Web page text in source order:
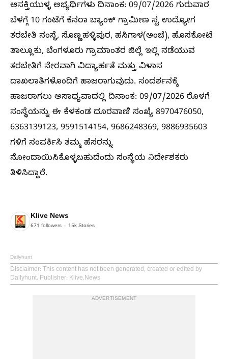
ಆಸಕ್ತಿಯುಳ್ಳ ಅಭ್ಯರ್ಥಿಗಳು ದಿನಾಂಕ: 09/07/2026 ಗುರುವಾರ
ಬೆಳಗ್ಗೆ 10 ಗಂಟೆಗೆ ಕೆನರಾ ಬ್ಯಾಂಕ್ ಗ್ರಾಮೀಣ ಸ್ವ ಉದ್ಯೋಗ
ತರಬೇತಿ ಸಂಸ್ಥೆ, ಸೊಣ್ಣಹಳ್ಳಿಪುರ, ಹಸಿಗಾಳ(ಅಂಚೆ), ಹೊಸಕೋಟೆ
ತಾಲ್ಲೂಕು, ಬೆಂಗಳೂರು ಗ್ರಾಮಾಂತರ ಜಿಲ್ಲೆ ಇಲ್ಲಿ ನಡೆಯುವ
ತರಬೇತಿಗೆ ನೇರವಾಗಿ ವಿದ್ಯಾರ್ಹತೆ ಮತ್ತು ವಿಳಾಸ
ದಾಖಲಾತಿಗಳೊಂದಿಗೆ ಹಾಜರಾಗುವುದು. ಸಂದರ್ಶನಕ್ಕೆ
ಹಾಜರಾಗಲು ಅಸಾಧ್ಯವಾದಲ್ಲಿ ದಿನಾಂಕ: 09/07/2026 ರೊಳಗೆ
ಸಂಸ್ಥೆಯನ್ನು ಈ ಕೆಳಕಂಡ ದೂರವಾಣಿ ಸಂಖ್ಯೆ 8970476050,
6363139123, 9591514154, 9686248369, 9886935603
ಗಳಿಗೆ ಸಂಪರ್ಕಿಸಿ ತಮ್ಮ ಹೆಸರನ್ನು
ನೋಂದಾಯಿಸಿಕೊಳ್ಳಬಹುದೆಂದು ಸಂಸ್ಥೆಯ ನಿರ್ದೇಶಕರು
ತಿಳಿಸಿದ್ದಾರೆ.
Klive News
671 followers 15k Stories
Dailyhunt
Disclaimer: This content has not been generated, created or edited by
Dailyhunt. Publisher: Klive.News
ADVERTISEMENT